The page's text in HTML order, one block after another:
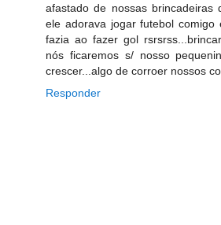
afastado de nossas brincadeiras
ele adorava jogar futebol comigo
fazia ao fazer gol
nós ficaremos s/ nosso
crescer...algo de corroer nossos
Responder